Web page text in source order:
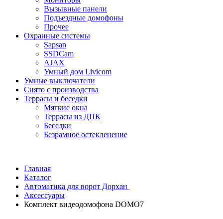
Вызывные панели
Подъездные домофоны
Прочее
Охранные системы
Sapsan
SSDCam
AJAX
Умный дом Livicom
Умные выключатели
Снято с производства
Террасы и беседки
Мягкие окна
Террасы из ДПК
Беседки
Безрамное остекленение
Главная
Каталог
Автоматика для ворот Дорхан
Аксессуары
Комплект видеодомофона DOMO7